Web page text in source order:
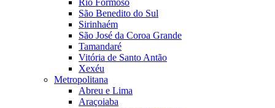
Rio Formoso
São Benedito do Sul
Sirinhaém
São José da Coroa Grande
Tamandaré
Vitória de Santo Antão
Xexéu
Metropolitana
Abreu e Lima
Araçoiaba